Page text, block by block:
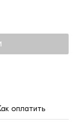
оплатить